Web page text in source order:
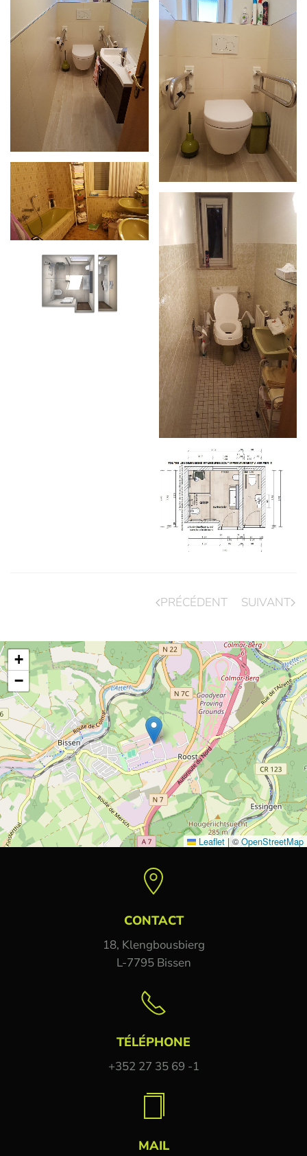
PRÉCÉDENT SUIVANT
+
−
Leaflet | ©OpenStreetMap
CONTACT
18, Klengbousbierg
L-7795 Bissen
TÉLÉPHONE
+352 27 35 69 -1
MAIL